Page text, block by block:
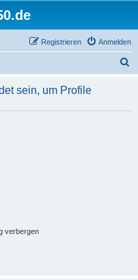
Anmelden
Registrieren
h
sein, um Profile
verbergen